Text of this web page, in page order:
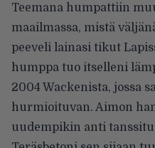
Teemana humpattiin
maailmassa, mistä
peeveli lainasi tikut
humppa tuo itselleni
2004 Wackenista, jossa
hurmioituvan. Aimon
uudempikin anti